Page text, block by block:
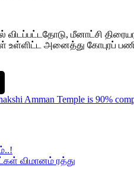
மீனாட்சி
உள்ளிட்ட அனைத்து கோபுரப்
Amman Temple is 90%
விமானம் ரத்து